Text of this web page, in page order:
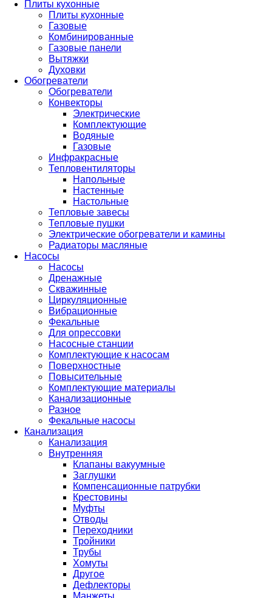
Плиты кухонные
Плиты кухонные
Газовые
Комбинированные
Газовые панели
Вытяжки
Духовки
Обогреватели
Обогреватели
Конвекторы
Электрические
Комплектующие
Водяные
Газовые
Инфракрасные
Тепловентиляторы
Напольные
Настенные
Настольные
Тепловые завесы
Тепловые пушки
Электрические обогреватели и камины
Радиаторы масляные
Насосы
Насосы
Дренажные
Скважинные
Циркуляционные
Вибрационные
Фекальные
Для опрессовки
Насосные станции
Комплектующие к насосам
Поверхностные
Повысительные
Комплектующие материалы
Канализационные
Разное
Фекальные насосы
Канализация
Канализация
Внутренняя
Клапаны вакуумные
Заглушки
Компенсационные патрубки
Крестовины
Муфты
Отводы
Переходники
Тройники
Трубы
Хомуты
Другое
Дефлекторы